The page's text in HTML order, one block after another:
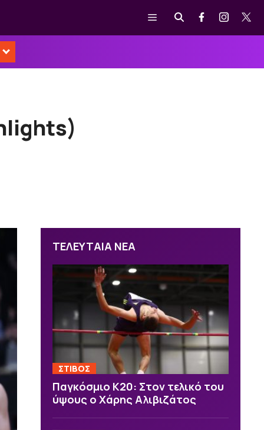
Μενού
ΤΕΛΕΥΤΑΙΑ ΝΕΑ
ΣΤΙΒΟΣ
Παγκόσμιο Κ20: Στον τελικό του
ύψους ο Χάρης Αλιβιζάτος